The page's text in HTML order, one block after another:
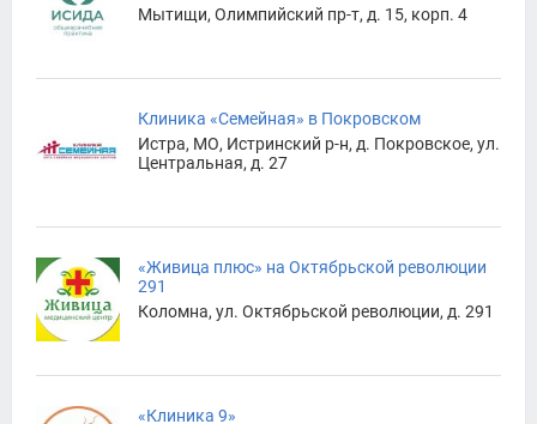
Мытищи, Олимпийский пр-т, д. 15, корп. 4
Клиника «Семейная» в Покровском
Истра, МО, Истринский р-н, д. Покровское, ул.
Центральная, д. 27
«Живица плюс» на Октябрьской революции
291
Коломна, ул. Октябрьской революции, д. 291
«Клиника 9»